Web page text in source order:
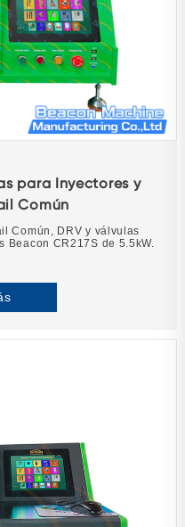
para Inyectores y
Común
Común, DRV y válvulas
Beacon CR217S de 5.5kW.